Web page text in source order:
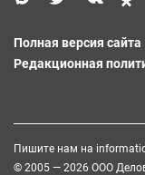
Полная версия сайта
Редакционная
Пишите нам на
© 2005 — 2026 ООО